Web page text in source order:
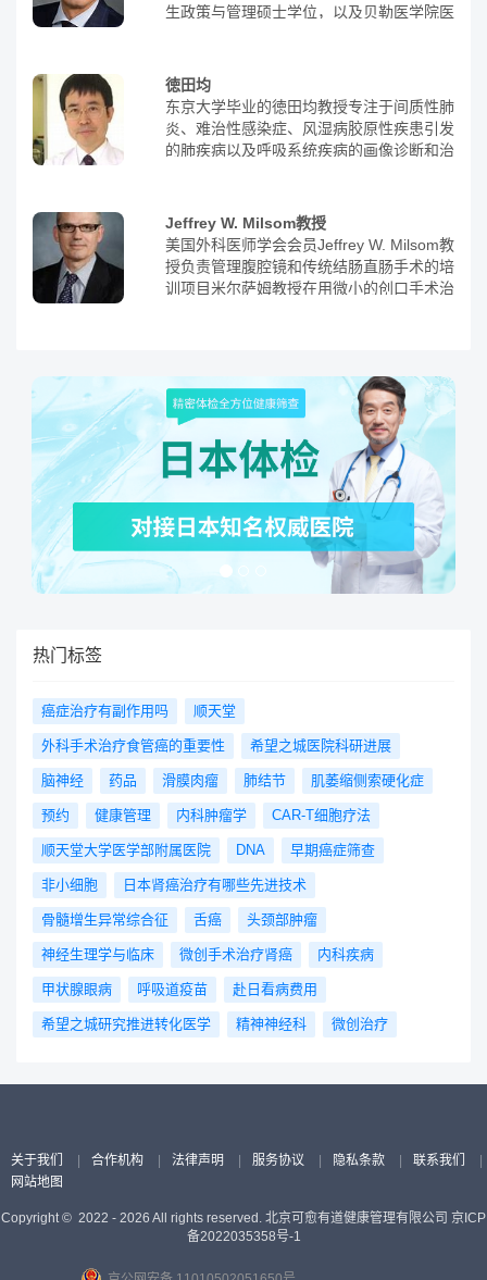
生政策与管理硕士学位，以及贝勒医学院医
期，并在希望之城国家医疗中心担任泌尿肿
瘤学研究员。专业知识：前列腺癌、肾癌、
睾丸癌、膀胱癌、肾盂输尿管连接部梗阻、
肾盂输尿管交界处梗阻、肾上腺癌达芬奇机
徳田均
东京大学毕业的徳田均教授专注于间质性肺
炎、难治性感染症、风湿病胶原性疾患引发
的肺疾病以及呼吸系统疾病的画像诊断和治
Jeffrey W. Milsom教授
美国外科医师学会会员Jeffrey W. Milsom教
授负责管理腹腔镜和传统结肠直肠手术的培
训项目米尔萨姆教授在用微小的创口手术治
在米尔萨姆教授的领导下，纽约长老会医院
威尔康奈尔医学中心的结肠和直肠手术中
90%的部分都采用高新技能和微小的创口手
术。他已经出版了四本书、24本书章节、
250多篇论文、演讲和教育视频。他是14个
闻名专业协会的成员，是美国结肠直肠外科
医师协会、美国外科学院和外科肿瘤学会的
研究员。特长：结肠和直肠手术专业知识：
直肠手术腹腔镜结肠和直肠手术微小的创口
手术结肠癌结肠手术腹腔镜结肠手术复杂肛
瘘疾病计算机辅助手术腹腔镜手术结肠直肠
盆腔手术腹腔镜检查溃疡性结肠炎瘘大便失
禁直肠肛门手术微小的创口手术括约肌保留
手术肛门失禁手术溃疡性结肠炎手术回肠造
口术肠梗阻结肠直肠癌
热门标签
癌症治疗有副作用吗 顺天堂
外科手术治疗食管癌的重要性 希望之城医院科研进展
脑神经 药品 滑膜肉瘤 肺结节 肌萎缩侧索硬化症
预约 健康管理 内科肿瘤学 CAR-T细胞疗法
顺天堂大学医学部附属医院 DNA 早期癌症筛查
非小细胞 日本肾癌治疗有哪些先进技术
骨髓增生异常综合征 舌癌 头颈部肿瘤
神经生理学与临床 微创手术治疗肾癌 内科疾病
甲状腺眼病 呼吸道疫苗 赴日看病费用
希望之城研究推进转化医学 精神神经科 微创治疗
关于我们 | 合作机构 | 法律声明 | 服务协议 | 隐私条款 | 联系我们
|
网站地图
Copyright © 2022 - 2026 All rights reserved. 北京可愈有道健康管理有限公司 京ICP
备2022035358号-1